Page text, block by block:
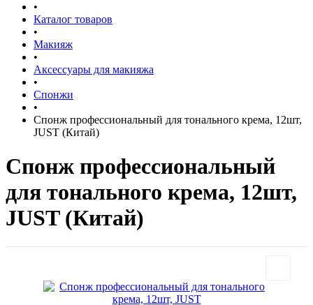
•
Каталог товаров
•
Макияж
•
Аксессуары для макияжа
•
Спонжи
•
Спонж профессиональный для тонального крема, 12шт,
JUST (Китай)
Спонж профессиональный
для тонального крема, 12шт,
JUST (Китай)